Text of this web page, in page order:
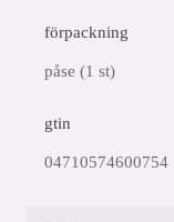
förpackning
påse (1 st)
gtin
04710574600754